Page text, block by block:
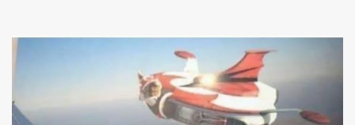
Vaccino come: l' Amaro del Capo, era "spettacolare Ghiacciato, ma
andava bene anche, a Temperatura Ambiente"! Riproponiamo
l'articolo per NON Dimenticare!